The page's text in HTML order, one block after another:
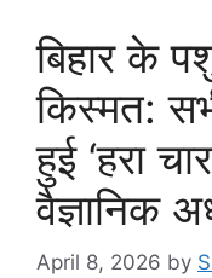
बिहार के
किस्मत:
हुई ‘हरा
वैज्ञानिक
April 8, 2026 by